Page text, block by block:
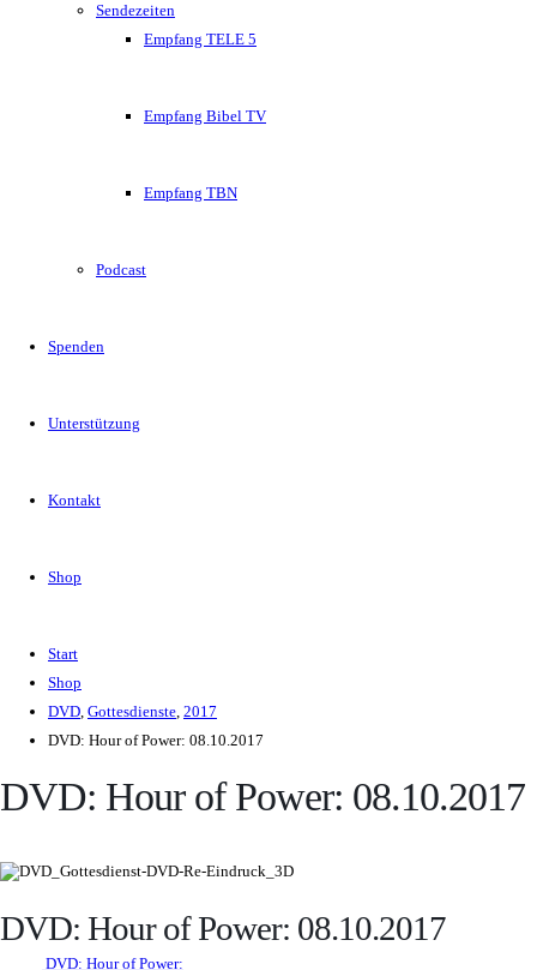
Sendezeiten
Empfang TELE 5
Empfang Bibel TV
Empfang TBN
Podcast
Spenden
Unterstützung
Kontakt
Shop
Start
Shop
DVD, Gottesdienste, 2017
DVD: Hour of Power: 08.10.2017
DVD: Hour of Power: 08.10.2017
DVD: Hour of Power: 08.10.2017
DVD: Hour of Power: